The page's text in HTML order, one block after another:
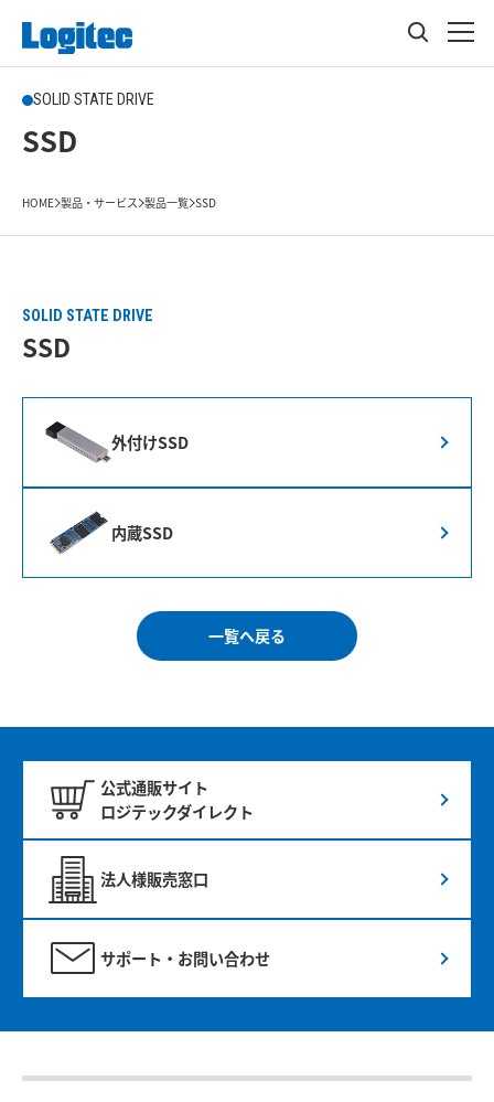
SOLID STATE DRIVE
SSD
HOME 製品・サービス 製品一覧 SSD
SOLID STATE DRIVE
SSD
外付けSSD
内蔵SSD
一覧へ戻る
公式通販サイト
ロジテックダイレクト
法人様販売窓口
サポート・お問い合わせ